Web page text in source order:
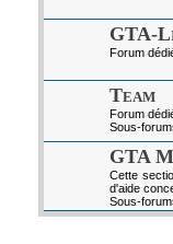
GTA-
Forum
Team
Forum
Sous-
GTA
Cette
d'aide
Sous-